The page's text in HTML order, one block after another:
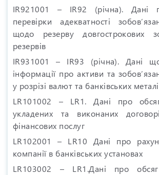
IR921001 – IR92 (річна). Дані
перевірки адекватності
щодо резерву довгострокових
резервів
IR931001 – IR93 (річна). Дані
інформації про активи та
у розрізі валют та банківських
LR101002 – LR1. Дані про обсяг
укладених та виконаних
фінансових послуг
LR102001 – LR10 Дані про
компанії в банківських установах
LR103002 – LR1.Дані про обсяг